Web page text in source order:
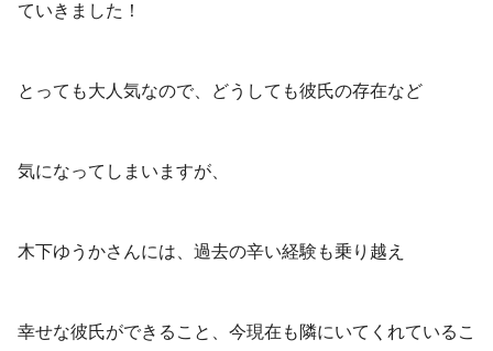
ていきました！
とっても大人気なので、どうしても彼氏の存在など
気になってしまいますが、
木下ゆうかさんには、過去の辛い経験も乗り越え
幸せな彼氏ができること、今現在も隣にいてくれているこ